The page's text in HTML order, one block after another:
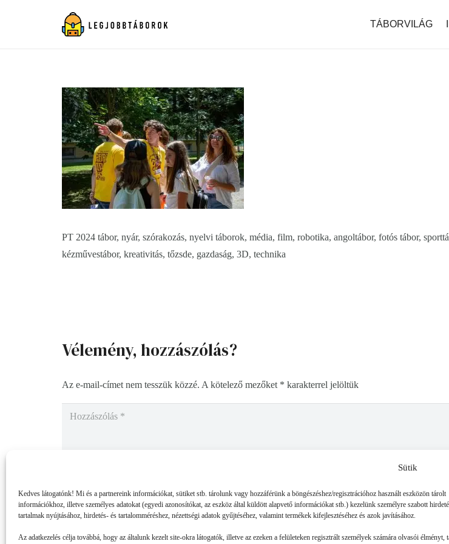
Sütik
Kedves látogatónk! Mi és a partnereink információkat, sütiket stb. tárolunk vagy hozzáférünk a böngészéshez/regisztrációhoz használt eszközön tárolt
információkhoz, illetve személyes adatokat (egyedi azonosítókat, az eszköz által küldött alapvető információkat stb.) kezelünk személyre szabott
tartalmak nyújtásához, hirdetés- és tartalomméréshez, nézettségi adatok gyűjtéséhez, valamint termékek kifejlesztéséhez és azok javításához.
Az adatkezelés célja továbbá, hogy az általunk kezelt site-okra látogatók, illetve az ezeken a felületeken regisztrált személyek számára olvasói élményt,
TÁBORVILÁG
PT 2024 tábor, nyár, szórakozás, nyelvi táborok, média, film, robotika, angoltábor, fotós tábor,
kézművestábor, kreativitás, tőzsde, gazdaság, 3D, technika
Vélemény, hozzászólás?
Az e-mail-címet nem tesszük közzé. A kötelező mezőket * karakterrel jelöltük